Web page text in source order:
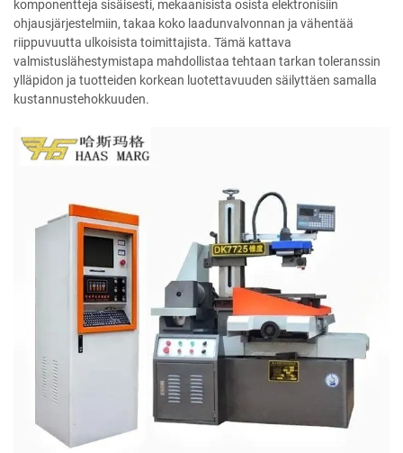
komponentteja sisäisesti, mekaanisista osista elektronisiin
ohjausjärjestelmiin, takaa koko laadunvalvonnan ja vähentää
riippuvuutta ulkoisista toimittajista. Tämä kattava
valmistuslähestymistapa mahdollistaa tehtaan tarkan toleranssin
ylläpidon ja tuotteiden korkean luotettavuuden säilyttäen samalla
kustannustehokkuuden.